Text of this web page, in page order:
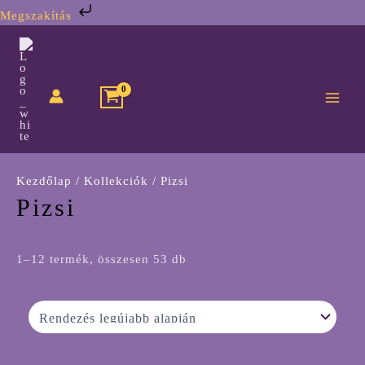
Megszakítás
Skip
to
content
Kezdőlap / Kollekciók / Pizsi
Pizsi
1–12 termék, összesen 53 db